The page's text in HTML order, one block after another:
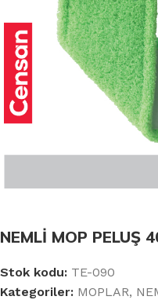
NEMLİ MOP PELUŞ
Stok kodu: TE-090
Kategoriler: MOPLAR,